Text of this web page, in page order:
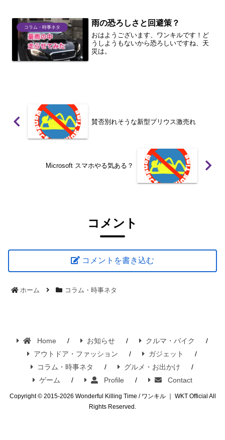
コラム・時事ネタ 雨の恐ろしさと回避策？
おはようございます、ワンキルです！ど
うしようもないから恐ろしいですね、天
災は。
賛否別れそうな新型プリウス激売れ
Microsoft スマホやる気ある？
コメント
コメントを書き込む
ホーム コラム・時事ネタ
Home お知らせ
クルマ・バイク
アウトドア・ファッション
ガジェット
コラム・時事ネタ
グルメ・お出かけ
ゲーム
Profile Contact
Copyright © 2015-2026 Wonderful Killing Time / ワンキル ｜ WKT Official All
Rights Reserved.